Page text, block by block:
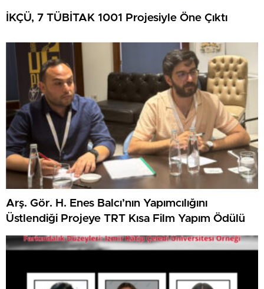
İKÇÜ, 7 TÜBİTAK 1001 Projesiyle Öne Çıktı
Arş. Gör. H. Enes Balcı’nın Yapımcılığını
Üstlendiği Projeye TRT Kısa Film Yapım Ödülü